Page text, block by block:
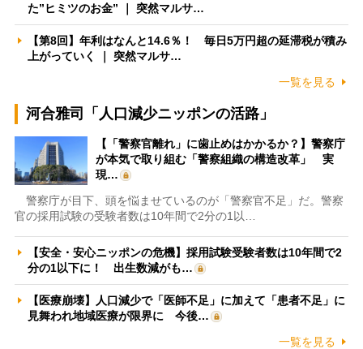
た”ヒミツのお金” ｜ 突然マルサ…
【第8回】年利はなんと14.6％！ 毎日5万円超の延滞税が積み
上がっていく ｜ 突然マルサ…
一覧を見る
河合雅司「人口減少ニッポンの活路」
【「警察官離れ」に歯止めはかかるか？】警察庁
が本気で取り組む「警察組織の構造改革」 実
現…
警察庁が目下、頭を悩ませているのが「警察官不足」だ。警察
官の採用試験の受験者数は10年間で2分の1以…
【安全・安心ニッポンの危機】採用試験受験者数は10年間で2
分の1以下に！ 出生数減がも…
【医療崩壊】人口減少で「医師不足」に加えて「患者不足」に
見舞われ地域医療が限界に 今後…
一覧を見る